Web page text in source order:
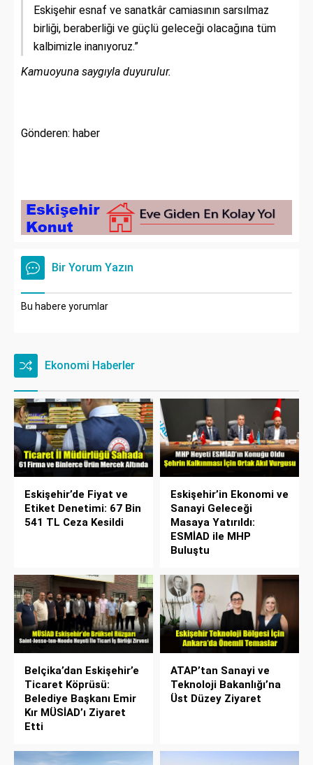
Eskişehir esnaf ve sanatkâr camiasının sarsılmaz
birliği, beraberliği ve güçlü geleceği olacağına tüm
kalbimizle inanıyoruz.”
Kamuoyuna saygıyla duyurulur.
Gönderen: haber
Bir Yorum Yazın
Bu habere yorumlar
Ekonomi Haberler
Eskişehir’de Fiyat ve
Etiket Denetimi: 67 Bin
541 TL Ceza Kesildi
Eskişehir’in Ekonomi ve
Sanayi Geleceği
Masaya Yatırıldı:
ESMİAD ile MHP
Buluştu
Belçika’dan Eskişehir’e
Ticaret Köprüsü:
Belediye Başkanı Emir
Kır MÜSİAD’ı Ziyaret
Etti
ATAP’tan Sanayi ve
Teknoloji Bakanlığı’na
Üst Düzey Ziyaret